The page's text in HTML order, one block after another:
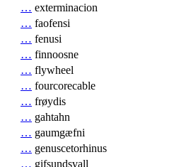
… exterminacion
… faofensi
… fenusi
… finnoosne
… flywheel
… fourcorecable
… frøydis
… gahtahn
… gaumgæfni
… genuscetorhinus
… gifsundsvall